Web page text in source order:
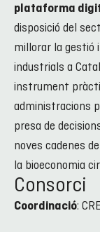
plataforma
disposició del
millorar la gestió
industrials a
instrument
administracions
presa de
noves cadenes
la bioeconomia
Consorci
Coordinació: